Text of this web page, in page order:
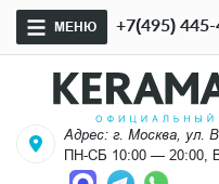
МЕНЮ +7(495)
Адрес: г. Москва, ул.
ПН-СБ 10:00 — 20:00,